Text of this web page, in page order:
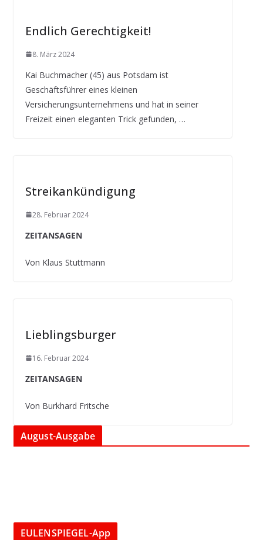
Endlich Gerechtigkeit!
8. März 2024
Kai Buchmacher (45) aus Potsdam ist
Geschäftsführer eines kleinen
Versicherungsunternehmens und hat in seiner
Freizeit einen eleganten Trick gefunden, …
Streikankündigung
28. Februar 2024
ZEITANSAGEN
Von Klaus Stuttmann
Lieblingsburger
16. Februar 2024
ZEITANSAGEN
Von Burkhard Fritsche
August-Ausgabe
EULENSPIEGEL-App